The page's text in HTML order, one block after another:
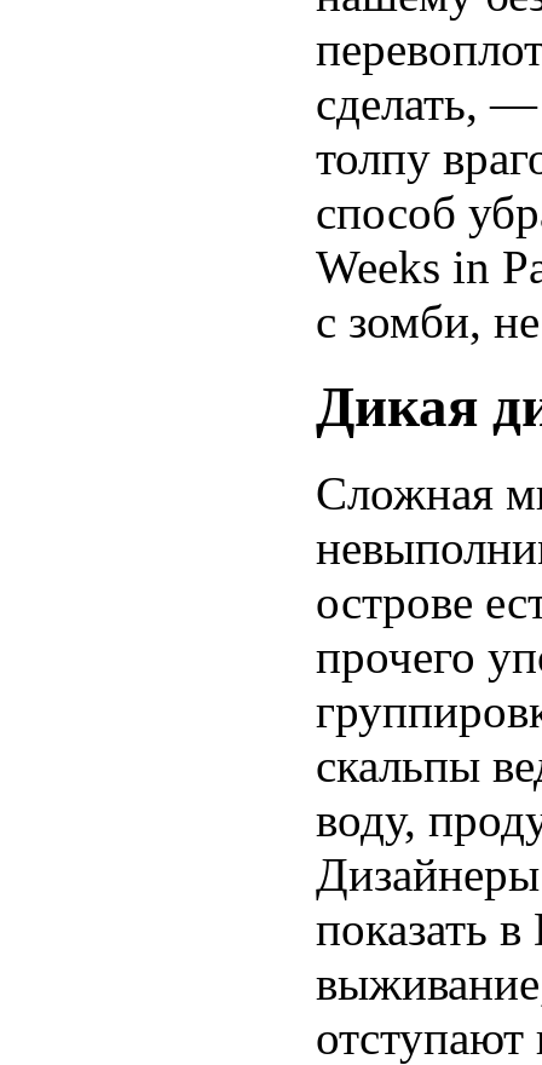
сделать, —
толпу
способ
Weeks in
с зомби,
Дикая
Сложная
острове
прочего
скальпы
воду,
показать
отступают